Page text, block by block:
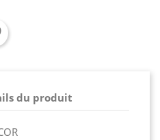
du produit